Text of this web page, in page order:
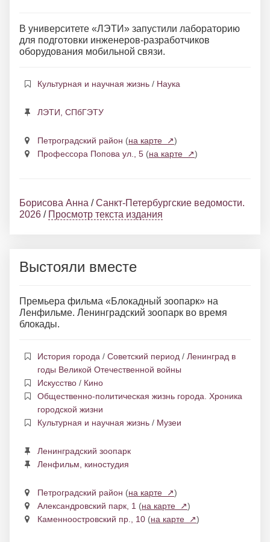
В университете «ЛЭТИ» запустили лабораторию
для подготовки инженеров-разработчиков
оборудования мобильной связи.
Культурная и научная жизнь / Наука
ЛЭТИ, СПбГЭТУ
Петроградский район (на карте ↗)
Профессора Попова ул., 5 (на карте ↗)
Борисова Анна / Санкт-Петербургские ведомости.
2026 / Просмотр текста издания
Выстояли вместе
Премьера фильма «Блокадный зоопарк» на
Ленфильме. Ленинградский зоопарк во время
блокады.
История города / Советский период / Ленинград в
годы Великой Отечественной войны
Искусство / Кино
Общественно-политическая жизнь города. Хроника
городской жизни
Культурная и научная жизнь / Музеи
Ленинградский зоопарк
Ленфильм, киностудия
Петроградский район (на карте ↗)
Александровский парк, 1 (на карте ↗)
Каменноостровский пр., 10 (на карте ↗)